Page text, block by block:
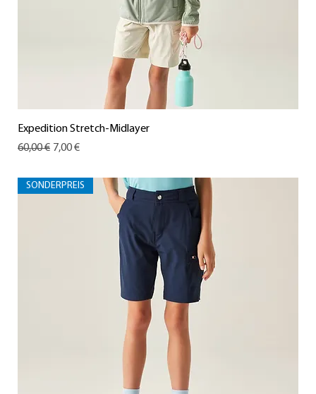
Expedition Stretch-Midlayer
Standardpreis
60,00 € Sale-Preis
7,00 €
SONDERPREIS